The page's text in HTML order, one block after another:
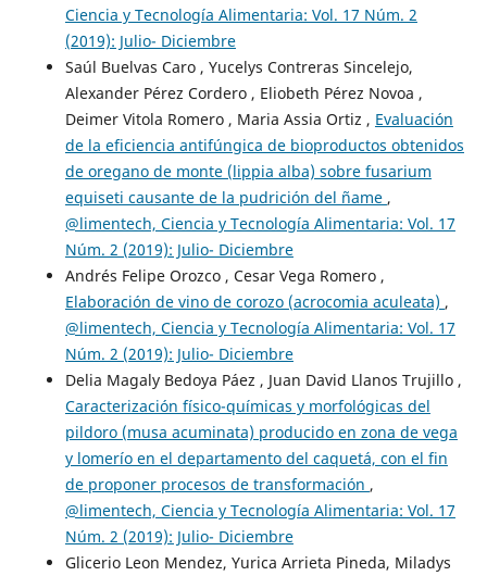
Ciencia y Tecnología Alimentaria: Vol. 17 Núm. 2
(2019): Julio- Diciembre
Saúl Buelvas Caro , Yucelys Contreras Sincelejo,
Alexander Pérez Cordero , Eliobeth Pérez Novoa ,
Deimer Vitola Romero , Maria Assia Ortiz , Evaluación
de la eficiencia antifúngica de bioproductos obtenidos
de oregano de monte (lippia alba) sobre fusarium
equiseti causante de la pudrición del ñame ,
@limentech, Ciencia y Tecnología Alimentaria: Vol. 17
Núm. 2 (2019): Julio- Diciembre
Andrés Felipe Orozco , Cesar Vega Romero ,
Elaboración de vino de corozo (acrocomia aculeata) ,
@limentech, Ciencia y Tecnología Alimentaria: Vol. 17
Núm. 2 (2019): Julio- Diciembre
Delia Magaly Bedoya Páez , Juan David Llanos Trujillo ,
Caracterización físico-químicas y morfológicas del
pildoro (musa acuminata) producido en zona de vega
y lomerío en el departamento del caquetá, con el fin
de proponer procesos de transformación ,
@limentech, Ciencia y Tecnología Alimentaria: Vol. 17
Núm. 2 (2019): Julio- Diciembre
Glicerio Leon Mendez, Yurica Arrieta Pineda, Miladys